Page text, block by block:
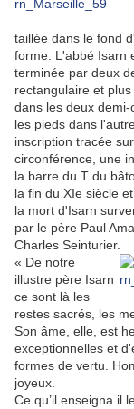
taillée dans le fond
forme. L'abbé Isarn
terminée par deux
rectangulaire et
dans les deux demi-
les pieds dans
inscription tracée
circonférence, une
la barre du T du
la fin du XIe siècle
la mort d'Isarn
par le père Paul
Charles Seinturier.
« De notre
illustre père Isarn
ce sont là les
restes sacrés, les
Son âme, elle, est
exceptionnelles et
formes de vertu.
joyeux.
Ce qu’il enseigna il